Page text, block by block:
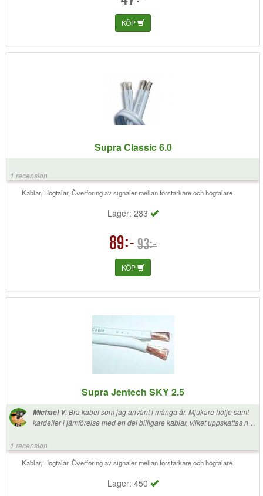
KÖP
Supra Classic 6.0
1 recension
Kablar, Högtalar, Överföring av signaler mellan förstärkare och högtalare
Lager: 283
89:- 93:-
KÖP
Supra Jentech SKY 2.5
Michael V:Bra kabel som jag använt i många år. Mjukare hölje samt
kardeller i jämförelse med en del billigare kablar, vilket uppskattas när
dra i vp rör och montera i kabellister. Höljet har en slät sida och en
rundare sida vilket underlättar och gör det smidigare för att urskilja
plus och minus åt. Använder denna kabel till Fronten L/C/R i min
Supra. Kabeln är oxå svensktillverkad vilket är ett plus då man gärna
1 recension
Kablar, Högtalar, Överföring av signaler mellan förstärkare och högtalare
Lager: 450